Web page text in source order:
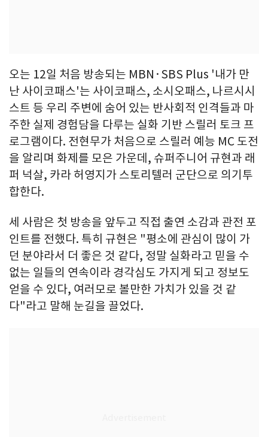
오는 12일 처음 방송되는 MBN·SBS Plus '내가 만
난 사이코패스'는 사이코패스, 소시오패스, 나르시시
스트 등 우리 주변에 숨어 있는 반사회적 인격들과 마
주한 실제 경험담을 다루는 실화 기반 스릴러 토크 프
로그램이다. 전현무가 처음으로 스릴러 예능 MC 도전
을 알리며 화제를 모은 가운데, 슈퍼주니어 규현과 래
퍼 넉살, 카라 허영지가 스토리텔러 군단으로 의기투
합한다.
세 사람은 첫 방송을 앞두고 직접 출연 소감과 관전 포
인트를 전했다. 특히 규현은 "평소에 관심이 많이 가
던 분야라서 더 좋은 것 같다, 정말 실화라고 믿을 수
없는 일들의 연속이라 경각심도 가지게 되고 정보도
얻을 수 있다, 여러모로 볼만한 가치가 있을 것 같
다"라고 말해 눈길을 끌었다.